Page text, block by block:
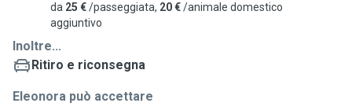
da 25 €/passeggiata, 20 €/animale domestico
aggiuntivo
Inoltre...
Ritiro e riconsegna
Eleonora può accettare